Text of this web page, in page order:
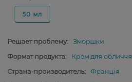
50 мл
Решает проблему:
Зморшки
Формат продукта:
Крем для
Страна-производитель:
Франція